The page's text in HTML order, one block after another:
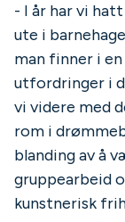
- I år har vi
ute i
man finner i
utfordringer i
vi videre med
rom i
blanding av å
gruppearbeid
kunstnerisk